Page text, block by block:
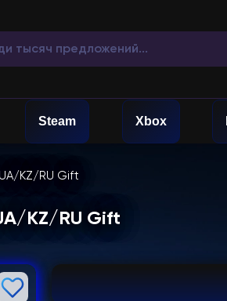
Steam Xbox
KZ/RU Gift
KZ/RU Gift